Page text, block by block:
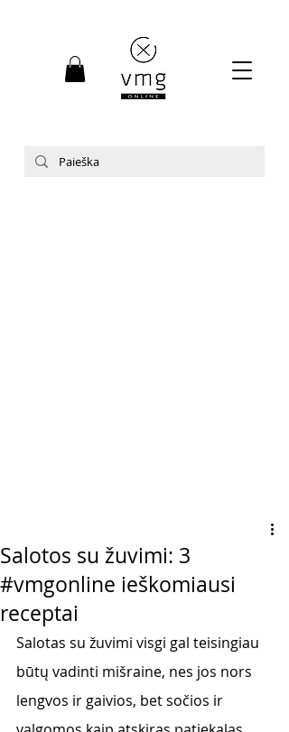
Salotos su žuvimi: 3
#vmgonline ieškomiausi
receptai
Salotas su žuvimi visgi gal teisingiau
būtų vadinti mišraine, nes jos nors
lengvos ir gaivios, bet sočios ir